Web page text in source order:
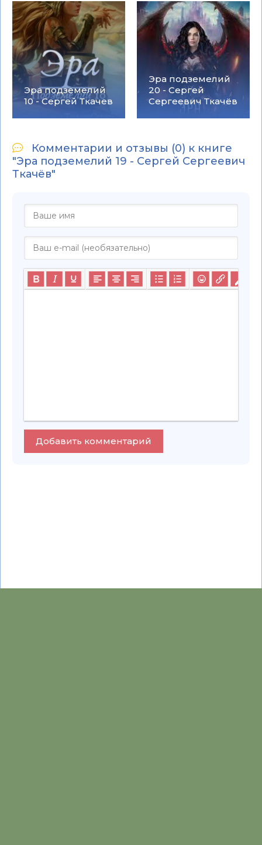
Эра подземелий
10 - Сергей Ткачев
Эра подземелий
20 - Сергей
Сергеевич Ткачёв
Комментарии и отзывы (0) к книге
"Эра подземелий 19 - Сергей Сергеевич
Ткачёв"
Добавить комментарий